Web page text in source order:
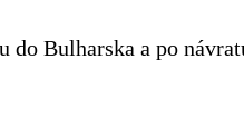
do Bulharska a po